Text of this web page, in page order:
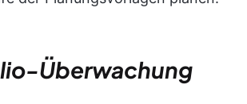
Überwachung